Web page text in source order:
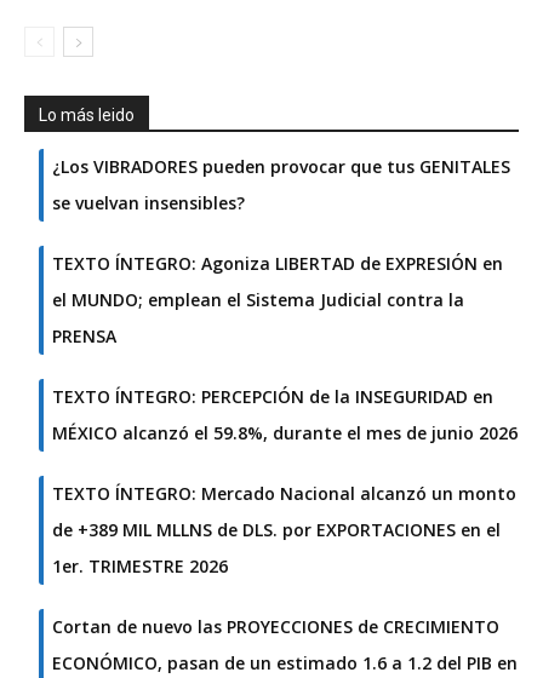
Lo más leido
¿Los VIBRADORES pueden provocar que tus GENITALES
se vuelvan insensibles?
TEXTO ÍNTEGRO: Agoniza LIBERTAD de EXPRESIÓN en
el MUNDO; emplean el Sistema Judicial contra la
PRENSA
TEXTO ÍNTEGRO: PERCEPCIÓN de la INSEGURIDAD en
MÉXICO alcanzó el 59.8%, durante el mes de junio 2026
TEXTO ÍNTEGRO: Mercado Nacional alcanzó un monto
de +389 MIL MLLNS de DLS. por EXPORTACIONES en el
1er. TRIMESTRE 2026
Cortan de nuevo las PROYECCIONES de CRECIMIENTO
ECONÓMICO, pasan de un estimado 1.6 a 1.2 del PIB en